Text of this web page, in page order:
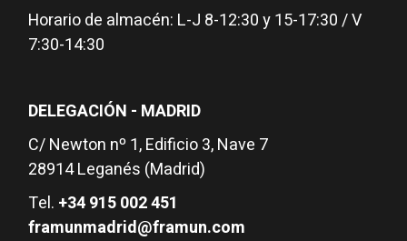
Horario de almacén: L-J 8-12:30 y 15-17:30 / V
7:30-14:30
DELEGACIÓN - MADRID
C/ Newton nº 1, Edificio 3, Nave 7
28914 Leganés (Madrid)
Tel. +34 915 002 451
framunmadrid@framun.com